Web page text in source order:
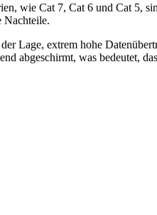
wie Cat 7, Cat 6 und Cat 5,
Nachteile.
Lage, extrem hohe
abgeschirmt, was bedeutet,